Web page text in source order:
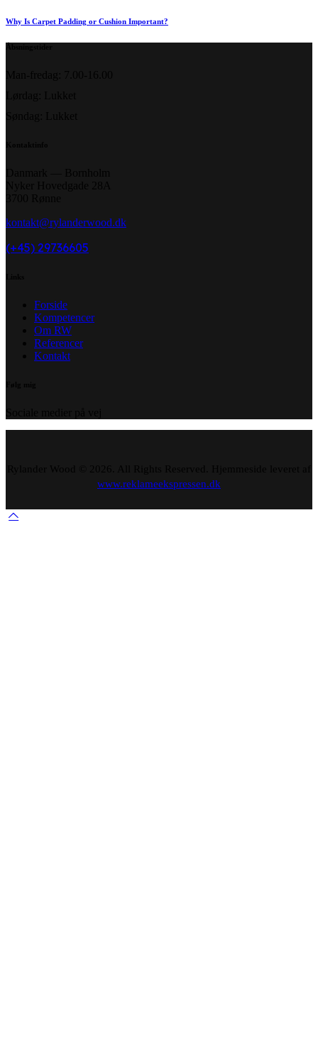
Why Is Carpet Padding or Cushion Important?
kontakt@rylanderwood.dk
(+45) 29736605
Forside
Kompetencer
Om RW
Referencer
Kontakt
www.reklameekspressen.dk